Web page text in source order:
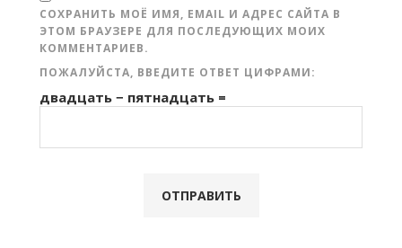
СОХРАНИТЬ МОЁ ИМЯ, EMAIL И АДРЕС САЙТА В
ЭТОМ БРАУЗЕРЕ ДЛЯ ПОСЛЕДУЮЩИХ МОИХ
КОММЕНТАРИЕВ.
ПОЖАЛУЙСТА, ВВЕДИТЕ ОТВЕТ ЦИФРАМИ:
двадцать − пятнадцать =